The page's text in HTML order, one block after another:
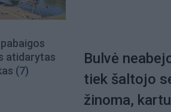
atidarytas
(7)
Bulvė
tiek šaltojo
žinoma,